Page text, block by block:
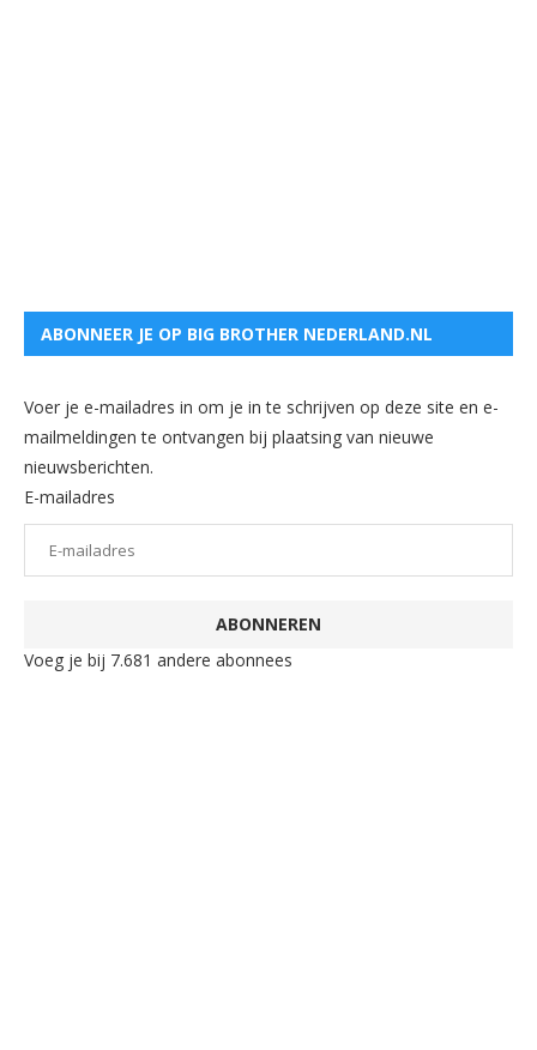
ABONNEER JE OP BIG BROTHER NEDERLAND.NL
Voer je e-mailadres in om je in te schrijven op deze site en e-
mailmeldingen te ontvangen bij plaatsing van nieuwe
nieuwsberichten.
E-mailadres
ABONNEREN
Voeg je bij 7.681 andere abonnees